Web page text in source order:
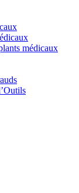
médicaux